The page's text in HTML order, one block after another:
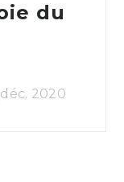
du
2020